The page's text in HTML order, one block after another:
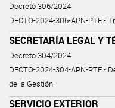
Decreto 306/2024
DECTO-2024-306-APN-PTE -
SECRETARÍA LEGAL Y
Decreto 304/2024
DECTO-2024-304-APN-PTE -
de la Gestión.
SERVICIO EXTERIOR